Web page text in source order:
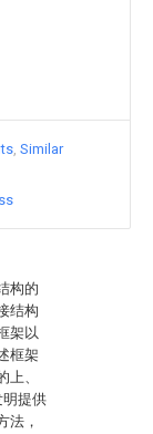
构的
结构
架以
框架
、
明提供
法，
Similar